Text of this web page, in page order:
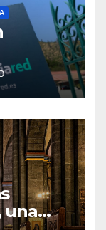
N
O
H
A
Y
C
O
una